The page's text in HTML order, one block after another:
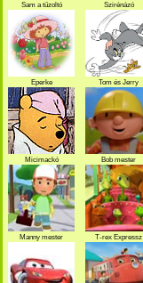
Sam a tűzoltó
Szirénázó
szupercsapat
Eperke Tom és Jerry
Micimackó Bob mester
Manny mester T-rex Expressz